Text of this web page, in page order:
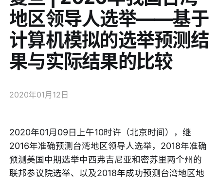
地区领导人选举——基于
计算机模拟的选举预测结
果与实际结果的比较
2020年01月12日
2020年01月09日上午10时许（北京时间），继
2016年准确预测台湾地区领导人选举，2018年准确
预测美国中期选举中西弗吉尼亚和密苏里两个州的
联邦参议院选举、以及2018年成功预测台湾地区地